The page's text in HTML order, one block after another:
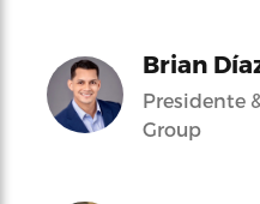
Brian
Presidente
Group